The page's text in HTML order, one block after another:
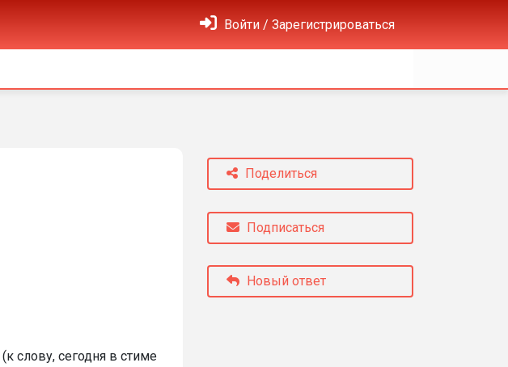
Войти / Зарегистрироваться
слову, сегодня в стиме
Поделиться
Подписаться
Новый ответ